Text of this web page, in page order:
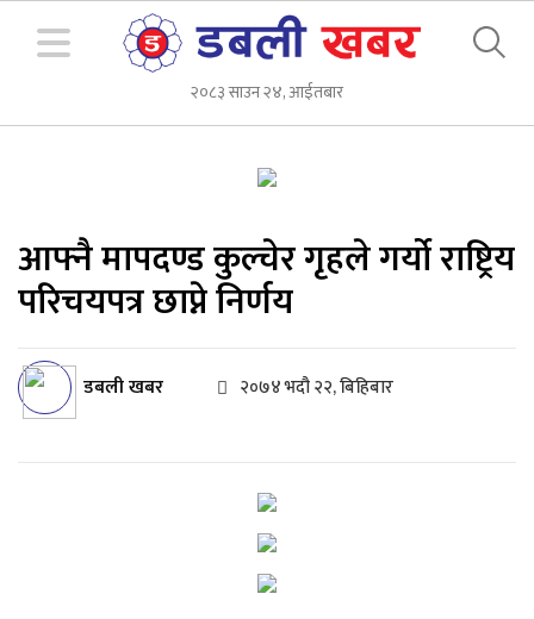
२०८३ साउन २४, आईतबार
आफ्नै मापदण्ड कुल्चेर गृहले गर्यो राष्ट्रिय
परिचयपत्र छाप्ने निर्णय
डबली खबर २०७४ भदौ २२, बिहिबार